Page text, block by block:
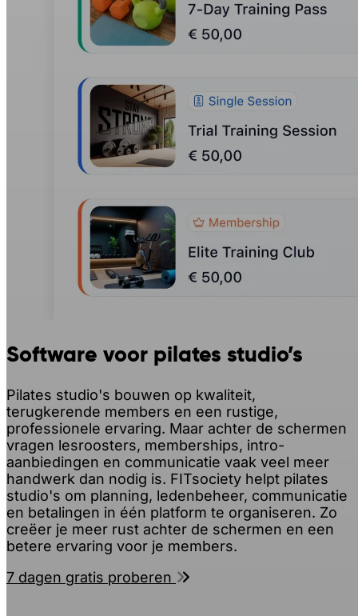
Software voor pilates studio’s
Pilates studio's bouwen op kwaliteit,
terugkerende members en een rustige,
professionele ervaring. Maar achter de schermen
vragen lesroosters, memberships, intro-
aanbiedingen en communicatie vaak veel meer
handwerk dan nodig is. FITsociety helpt pilates
studio's om planning, ledenbeheer, communicatie
en betalingen in één platform te organiseren. Zo
creëer je meer rust achter de schermen en een
betere ervaring voor je members.
7 dagen gratis proberen